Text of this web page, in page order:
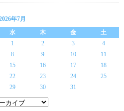
年7月
水 木 金
土
1
2 3
4
8 9 10
11
15 16 17
18
22 23 24
25
29 30 31